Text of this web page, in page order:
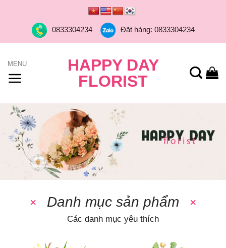
0833304234 Đặt hàng: 0833304234
HAPPY DAY
FLORIST
Danh mục sản phẩm
Các danh mục yêu thích